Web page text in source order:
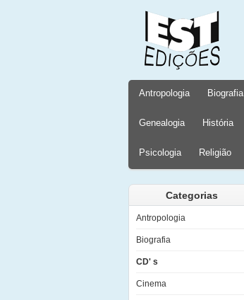
Antropologia Biografia
Genealogia História
Psicologia Religião
Categorias
Antropologia
Biografia
CD' s
Cinema